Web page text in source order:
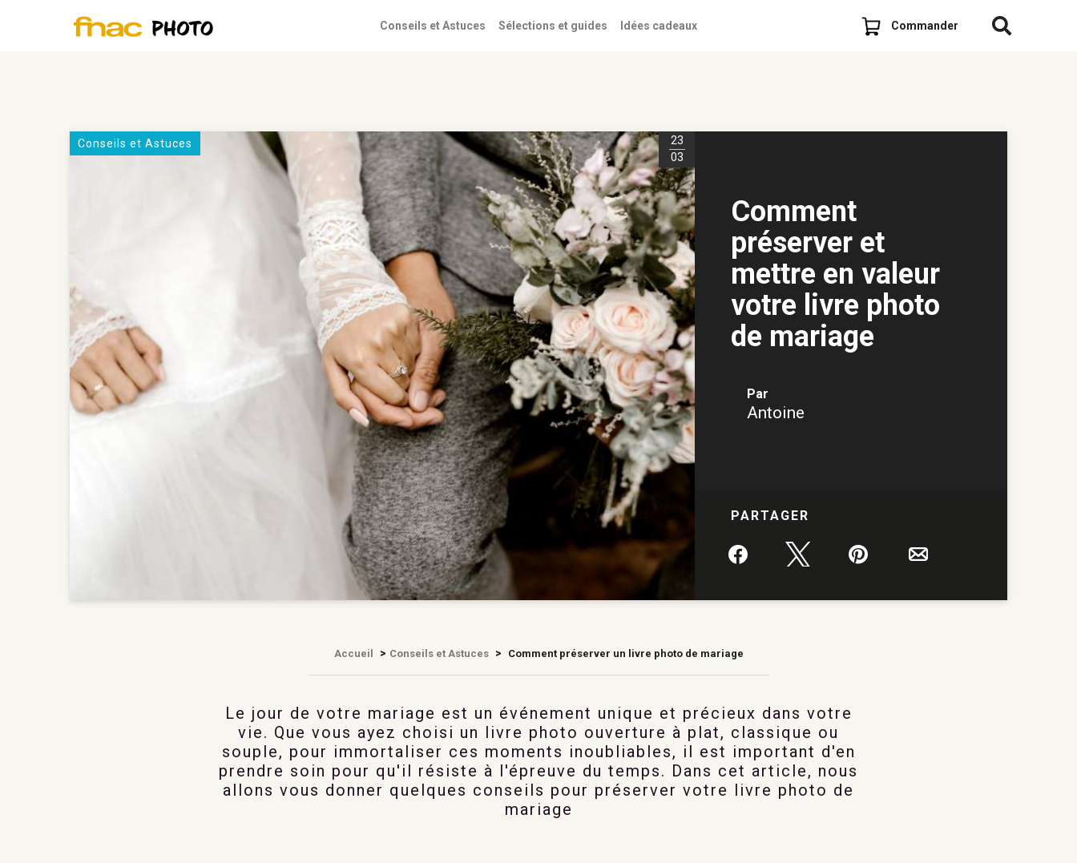
Conseils et Astuces Sélections et guides Idées cadeaux Commander
Conseils et Astuces
23
03
Comment
préserver et
mettre en valeur
votre livre photo
de mariage
Par
Antoine
PARTAGER
Partagez Tweetez Épingle
Accueil > Conseils et Astuces > Comment préserver un livre photo de mariage
Le jour de votre mariage est un événement unique et précieux dans votre
vie. Que vous ayez choisi un livre photo ouverture à plat, classique ou
souple, pour immortaliser ces moments inoubliables, il est important d'en
prendre soin pour qu'il résiste à l'épreuve du temps. Dans cet article, nous
allons vous donner quelques conseils pour préserver votre livre photo de
mariage